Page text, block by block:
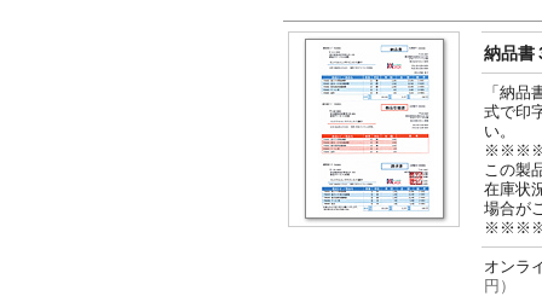
納品書
「納
式で印
い。
この製
在庫状
場合が
オン
円）